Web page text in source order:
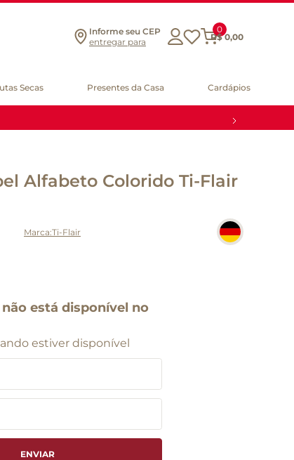
Informe seu CEP
entregar para
0
R$ 0,00
Secas Presentes da Casa Cardápios
Alfabeto Colorido Ti-Flair
Ti-Flair
está disponível no
estiver disponível
ENVIAR